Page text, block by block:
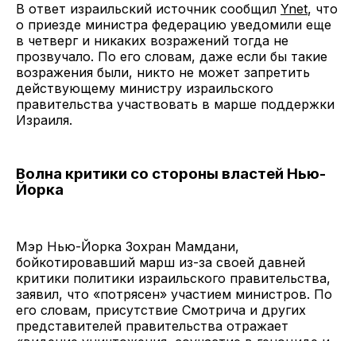
В ответ израильский источник сообщил Ynet, что
о приезде министра федерацию уведомили еще
в четверг и никаких возражений тогда не
прозвучало. По его словам, даже если бы такие
возражения были, никто не может запретить
действующему министру израильского
правительства участвовать в марше поддержки
Израиля.
Волна критики со стороны властей Нью-
Йорка
Мэр Нью-Йорка Зохран Мамдани,
бойкотировавший марш из-за своей давней
критики политики израильского правительства,
заявил, что «потрясен» участием министров. По
его словам, присутствие Смотрича и других
представителей правительства отражает